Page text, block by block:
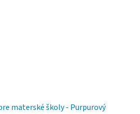
materské školy - Purpurový